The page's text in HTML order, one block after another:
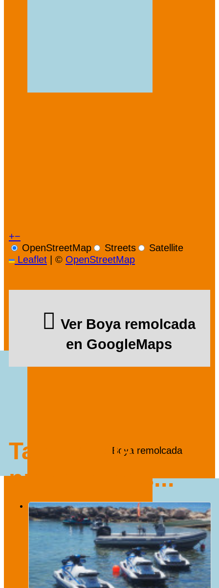
Boya remolcada
+−
OpenStreetMap
Streets
Satellite
Leaflet | © OpenStreetMap
Ver Boya remolcada
en GoogleMaps
También le
proponemos...